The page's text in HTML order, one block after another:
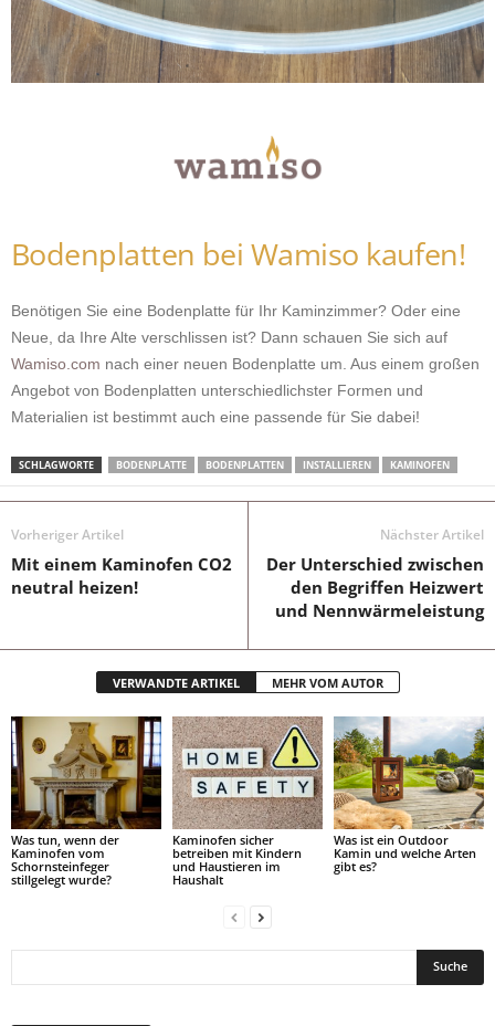
Bodenplatten bei Wamiso kaufen!
Benötigen Sie eine Bodenplatte für Ihr Kaminzimmer? Oder eine
Neue, da Ihre Alte verschlissen ist? Dann schauen Sie sich auf
Wamiso.com nach einer neuen Bodenplatte um. Aus einem großen
Angebot von Bodenplatten unterschiedlichster Formen und
Materialien ist bestimmt auch eine passende für Sie dabei!
SCHLAGWORTE BODENPLATTE BODENPLATTEN INSTALLIEREN KAMINOFEN
Vorheriger Artikel
Mit einem Kaminofen CO2
neutral heizen!
Nächster Artikel
Der Unterschied zwischen
den Begriffen Heizwert
und Nennwärmeleistung
VERWANDTE ARTIKEL MEHR VOM AUTOR
Was tun, wenn der
Kaminofen vom
Schornsteinfeger
stillgelegt wurde?
Kaminofen sicher
betreiben mit Kindern
und Haustieren im
Haushalt
Was ist ein Outdoor
Kamin und welche Arten
gibt es?